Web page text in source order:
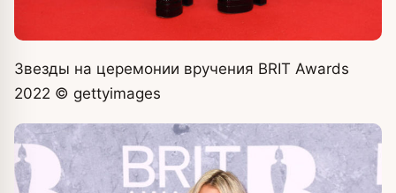
Звезды на церемонии вручения BRIT Awards
2022 © gettyimages